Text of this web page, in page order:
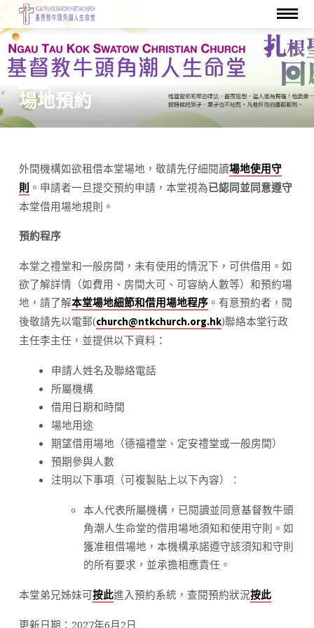
場地預約
場
地
預
約
外間機構如欲租借本堂場地，敬請先仔細閱讀場地使用守
則 。申請者一旦提交預約申請，本堂視為已認同並同意遵守
本堂借用場地規則。
預約程序
本堂之禮堂和一般房間，未有使用的情況下，可供借用。如
欲了解詳情（如費用、房間大可、可容納人數等）和預約場
地，請了解本堂場地細節和借用場地程序。有意預約者，閱
後敬請先以電郵(church@ntkchurch.org.hk)聯絡本堂行政
主任李主任，並提供以下資料：
申請人姓名及聯絡電話
所屬機構
借用日期和時間
場地用途
期望借用場地（德福禮堂、定安禮堂或一般房間）
預期參與人數
注明以下事項（可複製貼上以下內容）：
本人代表所屬機構，已閱讀並同意基督教牛頭
角潮人生命堂的借用場地須知和使用守則。如
獲准租借場地，本機構承諾遵守該須知和守則
的所有要求，並承擔相應責任。
本堂弟兄姊妹可按此進入預約系統，查閱預約狀況按此
更新日期：2027年6月2日